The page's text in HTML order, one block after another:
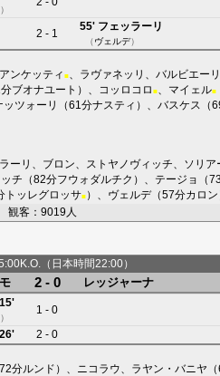
）
2 - 1
55' フェッラーリ
（ヴェルデ）
ンケッティ ■ ラヴァネッリ バルビエーリ
分ブオナユート ）、 コッロコロ ■ マイェル■
ッツォーリ （61分ナスティ ）、 バスケス （
ーリ ブロン ストヤノヴィッチ
ソリア
チ （82分フウォダルチク ）、 テージョ （
トッレグロッサ■ ）、 ヴェルデ（57分カロン
観客：9019人
（日本時間22:00）
2 - 0 レッジャーナ
15'
）
1 - 0
26'
2 - 0
72分ルンド ）、 ニコラウ ラヤン・バニヤ